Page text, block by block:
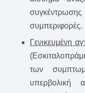
συμπεριφορές.
Γενικευμένη
των
υπερβολική